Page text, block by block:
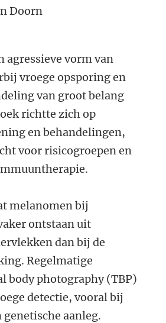
Doorn
agressieve vorm van
vroege opsporing en
van groot belang
richtte zich op
en behandelingen,
voor risicogroepen en
melanomen bij
ontstaan uit
dan bij de
Regelmatige
body photography (TBP)
detectie, vooral bij
aanleg.